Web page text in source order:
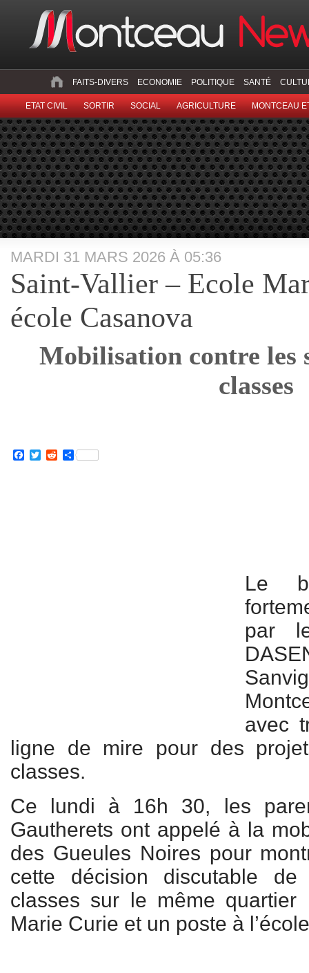
FAITS-DIVERS ECONOMIE POLITIQUE SANTÉ
ETAT CIVIL SORTIR SOCIAL AGRICULTURE MONTCEAU
MARDI 31 MARS 2026 À 05:36
Saint-Vallier – Ecole
école Casanova
Mobilisation contre les
classes
Facebook
TwitterRedditPartager
Le
par
avec
ligne de mire pour des
classes.
Ce lundi à 16h 30, les
Gautherets ont appelé à la
des Gueules Noires pour
cette décision discutable
classes sur le même quartier
Marie Curie et un poste à